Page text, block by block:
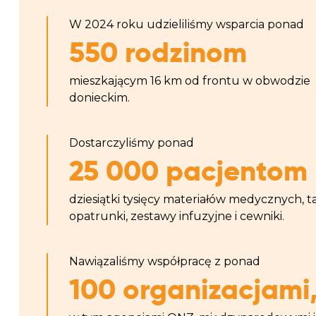
W 2024 roku udzieliliśmy wsparcia ponad
550 rodzinom
mieszkającym 16 km od frontu w obwodzie
donieckim.
Dostarczyliśmy ponad
25 000 pacjentom
dziesiątki tysięcy materiałów medycznych,
opatrunki, zestawy infuzyjne i cewniki.
Nawiązaliśmy współpracę z ponad
100 organizacjami,